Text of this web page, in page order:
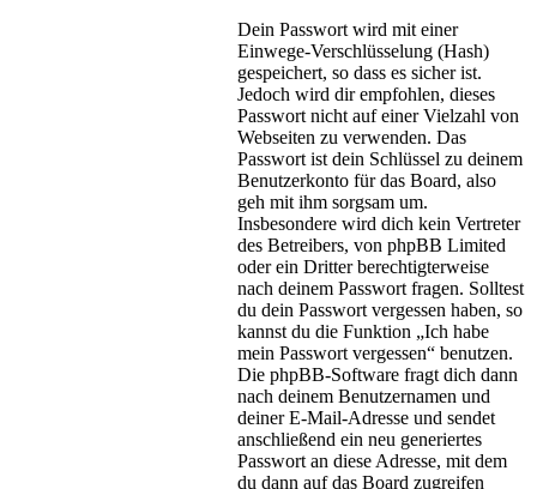
Dein Passwort wird mit einer
Einwege-Verschlüsselung (Hash)
gespeichert, so dass es sicher ist.
Jedoch wird dir empfohlen, dieses
Passwort nicht auf einer Vielzahl von
Webseiten zu verwenden. Das
Passwort ist dein Schlüssel zu deinem
Benutzerkonto für das Board, also
geh mit ihm sorgsam um.
Insbesondere wird dich kein Vertreter
des Betreibers, von phpBB Limited
oder ein Dritter berechtigterweise
nach deinem Passwort fragen. Solltest
du dein Passwort vergessen haben, so
kannst du die Funktion „Ich habe
mein Passwort vergessen“ benutzen.
Die phpBB-Software fragt dich dann
nach deinem Benutzernamen und
deiner E-Mail-Adresse und sendet
anschließend ein neu generiertes
Passwort an diese Adresse, mit dem
du dann auf das Board zugreifen